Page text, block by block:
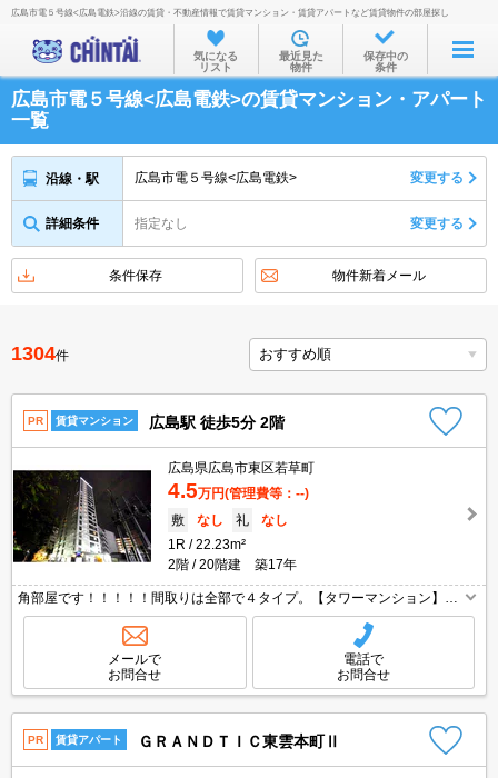
お部屋を探す
沿線・駅から
住所から
家賃相場から
不動産会社から
広島市電５号線<広島電鉄>沿線の賃貸・不動産情報で賃貸マンション・賃貸アパートなど賃貸物件の部屋探し
気になる
リスト
最近見た
物件
保存中の
条件
広島市電５号線<広島電鉄>の賃貸マンション・アパート
一覧
沿線・駅 広島市電５号線<広島電鉄> 変更する
詳細条件 指定なし 変更する
条件保存 物件新着メール
1304件
PR 賃貸マンション 広島駅 徒歩5分 2階
広島県広島市東区若草町
4.5万円(管理費等：--)
敷
なし 礼
なし
1R
22.23m²
2階
20階建 築17年
角部屋です！！！！！間取りは全部で４タイプ。【タワーマンション】
【広島駅近隣】【防犯面◎】洗面独立、宅配ボックス、ネットラウンジ、
屋上展望スペース・・・魅力がいっぱい詰まった、きれいな築浅マンショ
メールで
お問合せ
電話で
お問合せ
PR 賃貸アパート ＧＲＡＮＤＴＩＣ東雲本町Ⅱ